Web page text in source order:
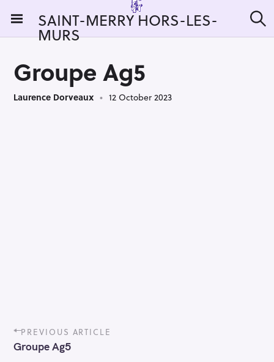
i
SAINT-MERRY HORS-LES-
MURS e
Groupe Ag5
Laurence Dorveaux 12 October 2023
P
o
s
PREVIOUS ARTICLE
Groupe Ag5